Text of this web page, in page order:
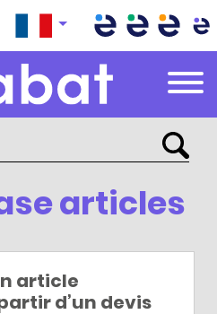
articles
article
d’un devis